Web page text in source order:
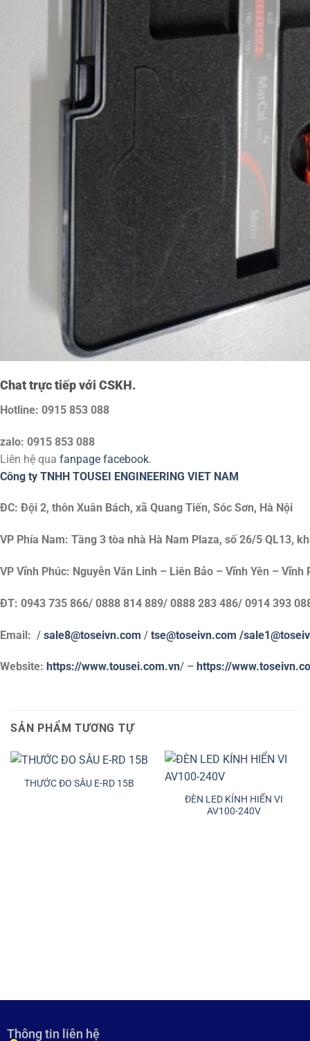
Chat trực tiếp với CSKH.
Hotline: 0915 853 088
zalo: 0915 853 088
Liên hệ qua fanpage facebook.
Công ty TNHH TOUSEI ENGINEERING VIET NAM
ĐC: Đội 2, thôn Xuân Bách, xã Quang Tiến, Sóc Sơn, Hà Nội
VP Phía Nam: Tầng 3 tòa nhà Hà Nam Plaza, số 26/5 QL13,
VP Vĩnh Phúc: Nguyễn Văn Linh – Liên Bảo – Vĩnh Yên – Vĩnh
ĐT: 0943 735 866/ 0888 814 889/ 0888 283 486/ 0914 393
Email: / sale8@toseivn.com / tse@toseivn.com /
Website: https://www.tousei.com.vn/ – https://
SẢN PHẨM TƯƠNG TỰ
THƯỚC ĐO SÂU E-RD 15B
ĐÈN LED KÍNH HIỂN VI
AV100-240V
Thông tin liên hệ